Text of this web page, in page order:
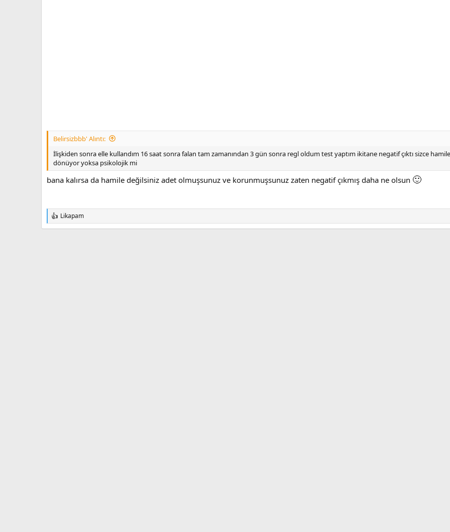
Belirsizbbb' Alıntı:
İlişkiden sonra elle kullandım 16 saat sonra falan tam zamanından 3 gün sonra regl oldum test yaptım ikitane negatif çıktı sizce
dönüyor yoksa psikolojik mi
bana kalırsa da hamile değilsiniz adet olmuşsunuz ve korunmuşsunuz zaten negatif çıkmış daha ne olsun 🙂
T
e
Likapam